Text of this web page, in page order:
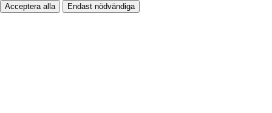
Acceptera alla Endast nödvändiga